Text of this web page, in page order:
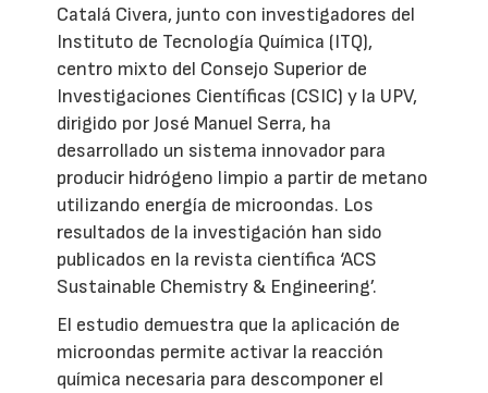
Catalá Civera, junto con investigadores del
Instituto de Tecnología Química (ITQ),
centro mixto del Consejo Superior de
Investigaciones Científicas (CSIC) y la UPV,
dirigido por José Manuel Serra, ha
desarrollado un sistema innovador para
producir hidrógeno limpio a partir de metano
utilizando energía de microondas. Los
resultados de la investigación han sido
publicados en la revista científica ‘ACS
Sustainable Chemistry & Engineering’.
El estudio demuestra que la aplicación de
microondas permite activar la reacción
química necesaria para descomponer el